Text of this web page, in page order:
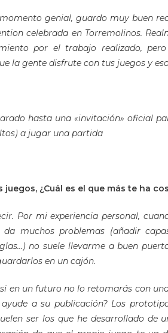
genial, guardo muy buen
celebrada en Torremolinos.
por el trabajo realizado,
la gente disfrute con tus juegos y
hasta una «invitación» oficial
a jugar una partida
juegos, ¿Cuál es el que más te ha
Por mi experiencia personal,
muchos problemas (añadir
no suele llevarme a buen
en un cajón.
si en un futuro no lo retomarás con
a su publicación? Los
ser los que he desarrollado de